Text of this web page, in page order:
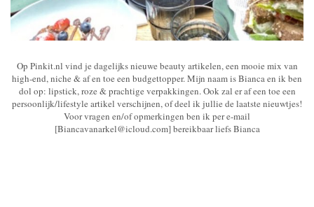
Op Pinkit.nl vind je dagelijks nieuwe beauty artikelen, een mooie mix van
high-end, niche & af en toe een budgettopper. Mijn naam is Bianca en ik ben
dol op: lipstick, roze & prachtige verpakkingen. Ook zal er af een toe een
persoonlijk/lifestyle artikel verschijnen, of deel ik jullie de laatste nieuwtjes!
Voor vragen en/of opmerkingen ben ik per e-mail
[Biancavanarkel@icloud.com] bereikbaar liefs Bianca